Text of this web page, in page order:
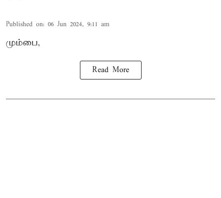
Published on: 06 Jun 2024, 9:11 am
மும்பை,
Read More